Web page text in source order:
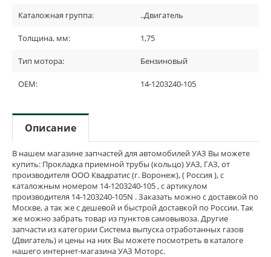
Каталожная группа: ..Двигатель
Толщина, мм: 1,75
Тип мотора: Бензиновый
OEM: 14-1203240-105
Описание
В нашем магазине запчастей для автомобилей УАЗ Вы можете
купить: Прокладка приемной трубы (кольцо) УАЗ, ГАЗ, от
производителя ООО Квадратис (г. Воронеж), ( Россия ), с
каталожным номером 14-1203240-105 , с артикулом
производителя 14-1203240-105N . Заказать можно с доставкой по
Москве, а так же с дешевой и быстрой доставкой по России. Так
же можно забрать товар из пунктов самовывоза. Другие
запчасти из категории Система выпуска отработанных газов
(Двигатель) и цены на них Вы можете посмотреть в каталоге
нашего интернет-магазина УАЗ Моторс.